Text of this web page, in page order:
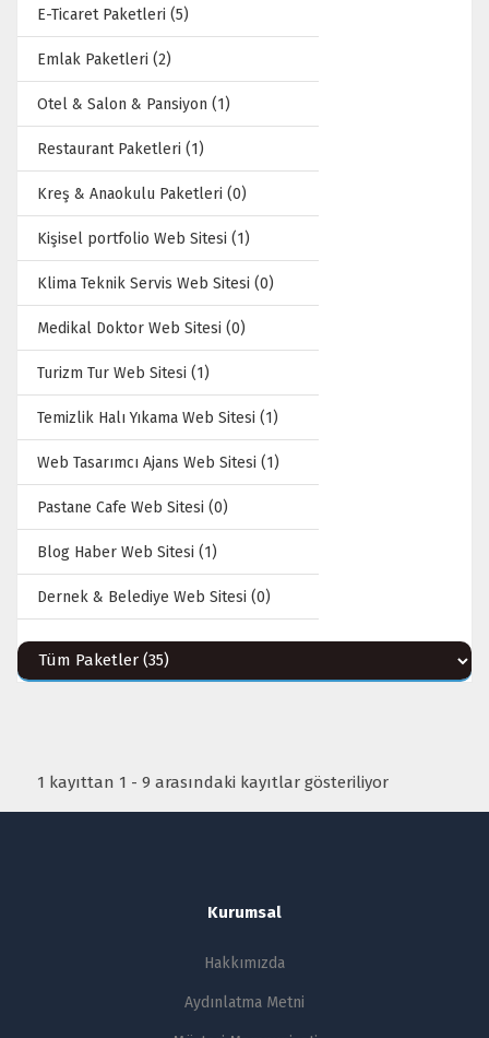
E-Ticaret Paketleri (5)
Emlak Paketleri (2)
Otel & Salon & Pansiyon (1)
Restaurant Paketleri (1)
Kreş & Anaokulu Paketleri (0)
Kişisel portfolio Web Sitesi (1)
Klima Teknik Servis Web Sitesi (0)
Medikal Doktor Web Sitesi (0)
Turizm Tur Web Sitesi (1)
Temizlik Halı Yıkama Web Sitesi (1)
Web Tasarımcı Ajans Web Sitesi (1)
Pastane Cafe Web Sitesi (0)
Blog Haber Web Sitesi (1)
Dernek & Belediye Web Sitesi (0)
1 kayıttan 1 - 9 arasındaki kayıtlar gösteriliyor
Kurumsal
Hakkımızda
Aydınlatma Metni